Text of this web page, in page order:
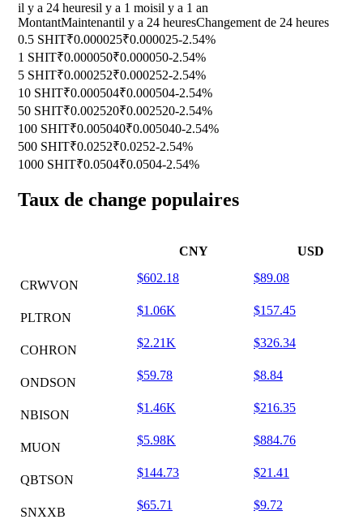
il y a 24 heuresil y a 1 moisil y a 1 an
MontantMaintenantil y a 24 heuresChangement de 24 heures
0.5 SHIT₹0.000025₹0.000025-2.54%
1 SHIT₹0.000050₹0.000050-2.54%
5 SHIT₹0.000252₹0.000252-2.54%
10 SHIT₹0.000504₹0.000504-2.54%
50 SHIT₹0.002520₹0.002520-2.54%
100 SHIT₹0.005040₹0.005040-2.54%
500 SHIT₹0.0252₹0.0252-2.54%
1000 SHIT₹0.0504₹0.0504-2.54%
Taux de change populaires
CNY USD
CRWVON
$602.18 $89.08
PLTRON
$1.06K $157.45
COHRON
$2.21K $326.34
ONDSON
$59.78 $8.84
NBISON
$1.46K $216.35
MUON
$5.98K $884.76
QBTSON
$144.73 $21.41
SNXXB
$65.71 $9.72